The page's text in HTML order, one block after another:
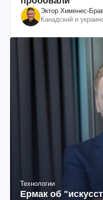
Эктор Хименес-
Канадский и
Технологии
Ермак об